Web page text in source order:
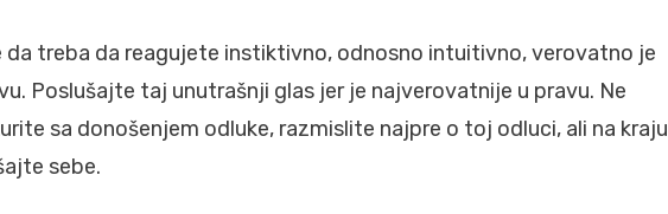
da treba da reagujete instiktivno, odnosno intuitivno, verovatno je
Poslušajte taj unutrašnji glas jer je najverovatnije u pravu. Ne
sa donošenjem odluke, razmislite najpre o toj odluci, ali na kraju
sebe.